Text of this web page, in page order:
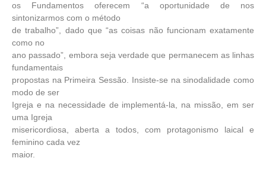
os Fundamentos oferecem “a oportunidade de nos
sintonizarmos com o método
de trabalho”, dado que “as coisas não funcionam exatamente
como no
ano passado”, embora seja verdade que permanecem as linhas
fundamentais
propostas na Primeira Sessão. Insiste-se na sinodalidade como
modo de ser
Igreja e na necessidade de implementá-la, na missão, em ser
uma Igreja
misericordiosa, aberta a todos, com protagonismo laical e
feminino cada vez
maior.